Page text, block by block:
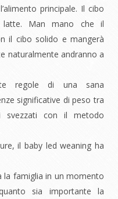
principale. Il cibo
latte. Man mano che il
il cibo solido e mangerà
naturalmente andranno a
regole di una sana
significative di peso tra
svezzati con il metodo
il baby led weaning ha
la famiglia in un momento
sia importante la